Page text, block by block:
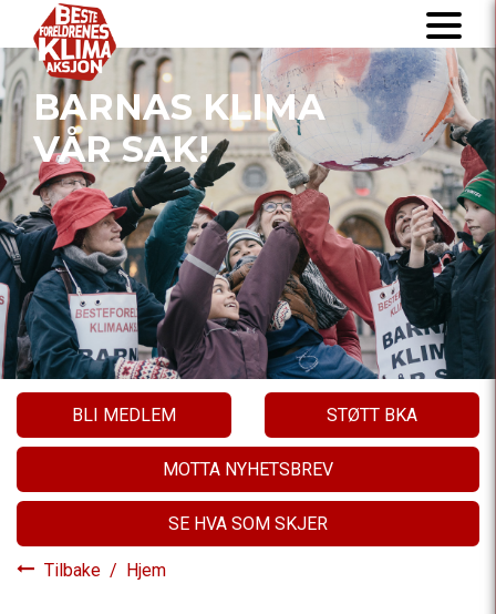
BARNAS KLIMA
VÅR SAK!
BLI MEDLEM STØTT BKA
MOTTA NYHETSBREV
SE HVA SOM SKJER
Tilbake / Hjem